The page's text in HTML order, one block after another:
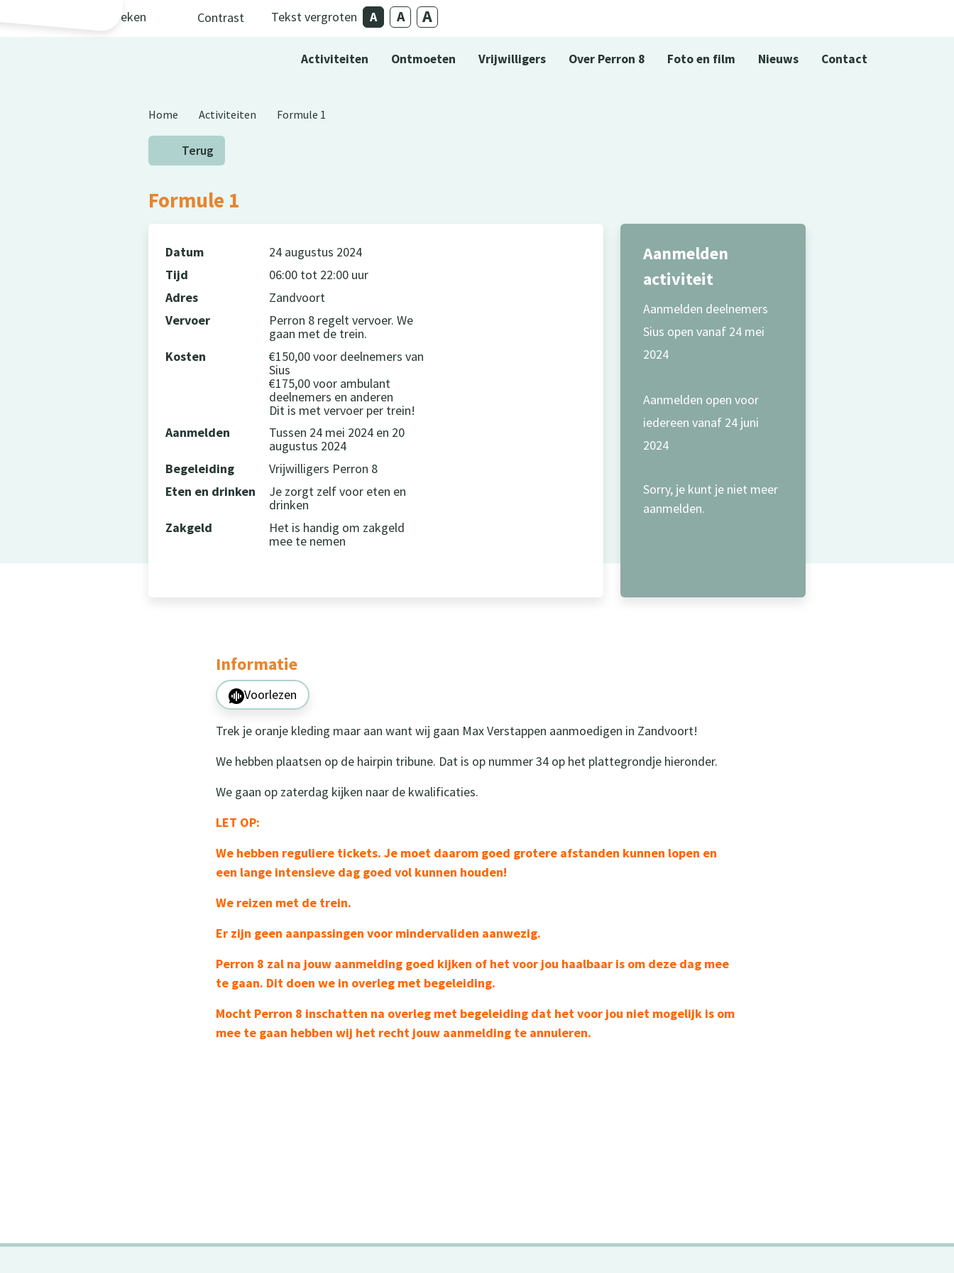
Activiteiten Ontmoeten Vrijwilligers Over Perron 8 Foto en film Nieuws Contact
Zoeken Contrast Tekst vergroten
Home Activiteiten Formule 1
Terug
Formule 1
Datum
24 augustus 2024
Tijd
06:00 tot 22:00 uur
Adres
Zandvoort
Vervoer
Perron 8 regelt vervoer. We
gaan met de trein.
Kosten
€150,00 voor deelnemers van
Sius
€175,00 voor ambulant
deelnemers en anderen
Dit is met vervoer per trein!
Aanmelden
Tussen 24 mei 2024 en 20
augustus 2024
Begeleiding
Vrijwilligers Perron 8
Eten en drinken
Je zorgt zelf voor eten en
drinken
Zakgeld
Het is handig om zakgeld
mee te nemen
Aanmelden
activiteit
Aanmelden deelnemers
Sius open vanaf 24 mei
2024
Aanmelden open voor
iedereen vanaf 24 juni
2024
Sorry, je kunt je niet meer
aanmelden.
Informatie
Voorlezen
Trek je oranje kleding maar aan want wij gaan Max Verstappen aanmoedigen in Zandvoort!
We hebben plaatsen op de hairpin tribune. Dat is op nummer 34 op het plattegrondje hieronder.
We gaan op zaterdag kijken naar de kwalificaties.
LET OP:
We hebben reguliere tickets. Je moet daarom goed grotere afstanden kunnen lopen en
een lange intensieve dag goed vol kunnen houden!
We reizen met de trein.
Er zijn geen aanpassingen voor mindervaliden aanwezig.
Perron 8 zal na jouw aanmelding goed kijken of het voor jou haalbaar is om deze dag mee
te gaan. Dit doen we in overleg met begeleiding.
Mocht Perron 8 inschatten na overleg met begeleiding dat het voor jou niet mogelijk is om
mee te gaan hebben wij het recht jouw aanmelding te annuleren.